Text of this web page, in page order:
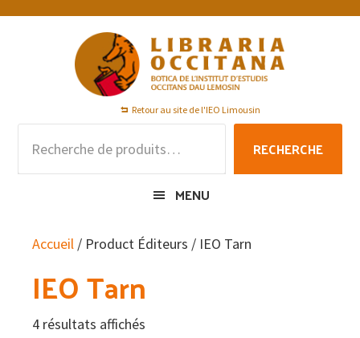
Passer
Passer
Passer
Retour au site de l'IEO Limousin
pour :
RECHERCHE
MENU
Accueil / Product Éditeurs / IEO Tarn
IEO Tarn
4 résultats affichés